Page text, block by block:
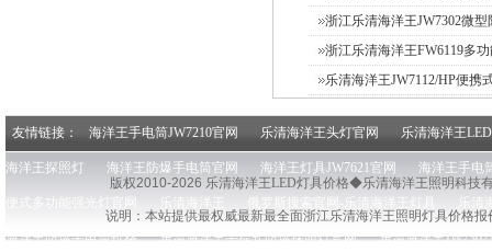
浙江乐清海洋王JW7302微
浙江乐清海洋王FW6119多
乐清海洋王JW7112/HP便携
友情链接： 海洋王手电筒JW7210官网 乐清海洋王头灯官网 乐清海洋王
海洋王探照灯 海洋王防爆手电筒官网 海洋王灯具JW7621官网 海洋王手电
便式多功能强光灯官网 乐清海洋王 俄罗斯搜索官网-乐清海洋王灯具 乐清
海洋王防爆手电筒价格 乐清海洋王手提式防爆探照灯官网 乐清海洋王
版权2010-2026 乐清海洋王LED灯具价格◆乐清海洋王照明科技
说明：本站提供最权威最新最全面浙江乐清海洋王照明灯具价格